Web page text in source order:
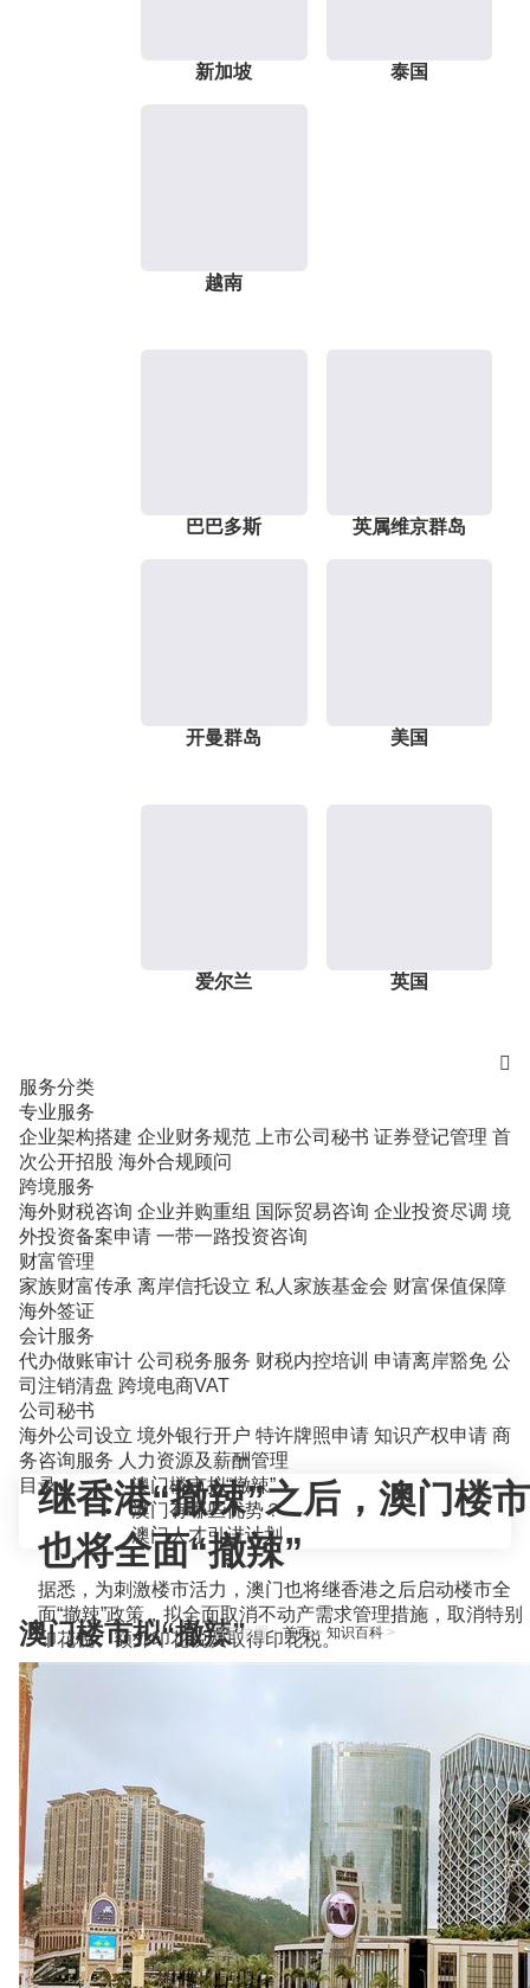
新加坡 泰国
越南
巴巴多斯 英属维京群岛
开曼群岛 美国
爱尔兰 英国

服务分类
专业服务
企业架构搭建 企业财务规范 上市公司秘书 证券登记管理 首
次公开招股 海外合规顾问
跨境服务
海外财税咨询 企业并购重组 国际贸易咨询 企业投资尽调 境
外投资备案申请 一带一路投资咨询
财富管理
家族财富传承 离岸信托设立 私人家族基金会 财富保值保障
海外签证
会计服务
代办做账审计 公司税务服务 财税内控培训 申请离岸豁免 公
司注销清盘 跨境电商VAT
公司秘书
海外公司设立 境外银行开户 特许牌照申请 知识产权申请 商
务咨询服务 人力资源及薪酬管理
当前位置：首页> 知识百科>
继香港“撤辣”之后，澳门楼市
也将全面“撤辣”
据悉，为刺激楼市活力，澳门也将继香港之后启动楼市全
面“撤辣”政策，拟全面取消不动产需求管理措施，取消特别
印花税、额外印花税及取得印花税。
目录
澳门楼市拟“撤辣”
澳门有哪些优势？
澳门人才引进计划
澳门楼市拟“撤辣”